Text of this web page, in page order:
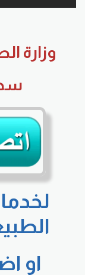
وزارة
سجل
او